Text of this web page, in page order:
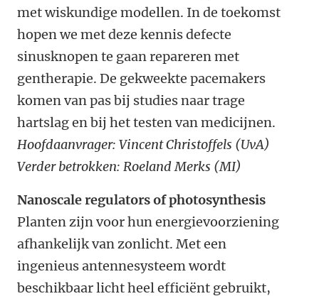
met wiskundige modellen. In de toekomst
hopen we met deze kennis defecte
sinusknopen te gaan repareren met
gentherapie. De gekweekte pacemakers
komen van pas bij studies naar trage
hartslag en bij het testen van medicijnen.
Hoofdaanvrager: Vincent Christoffels (UvA)
Verder betrokken: Roeland Merks (MI)
Nanoscale regulators of photosynthesis
Planten zijn voor hun energievoorziening
afhankelijk van zonlicht. Met een
ingenieus antennesysteem wordt
beschikbaar licht heel efficiënt gebruikt,